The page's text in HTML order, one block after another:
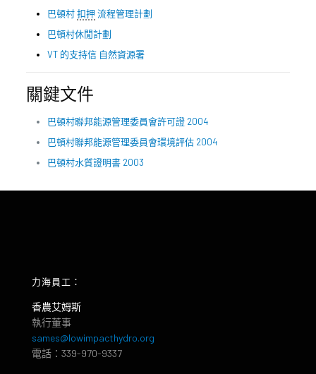
巴頓村扣押 流程管理計劃
巴頓村休閒計劃
VT 的支持信 自然資源署
關鍵文件
巴頓村聯邦能源管理委員會許可證 2004
巴頓村聯邦能源管理委員會環境評估 2004
巴頓村水質證明書 2003
力海員工：
香農艾姆斯
執行董事
sames@lowimpacthydro.org
電話：339-970-9337